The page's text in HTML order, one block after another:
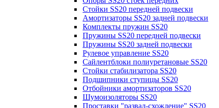
Стойки SS20 передней подвески
Амортизаторы SS20 задней подвески
Комплекты пружин SS20
Пружины SS20 передней подвески
Пружины SS20 задней подвески
Рулевое управление SS20
Сайлентблоки полиуретановые SS20
Стойки стабилизатора SS20
Подшипники ступицы SS20
Отбойники амортизаторов SS20
Шумоизоляторы SS20
Проставки "развал-схождение" SS20